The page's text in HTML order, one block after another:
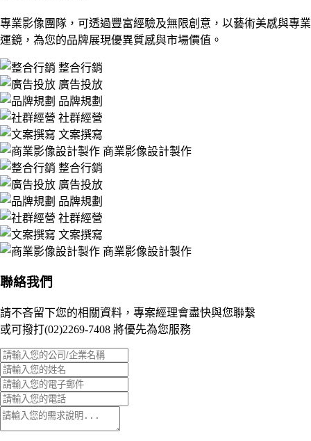
專業影像團隊，可透過豐富經驗及無限創意，以藝術美感與專業
運鏡，為您的品牌展現優異質感與市場價值。
整合行銷
廣告投放
品牌規劃
社群經營
文案撰寫
商業影像設計製作
整合行銷
廣告投放
品牌規劃
社群經營
文案撰寫
商業影像設計製作
聯絡我們
請不吝留下您的相關資料，專案經理會盡快與您聯繫
或可撥打(02)2269-7408 將優先為您服務